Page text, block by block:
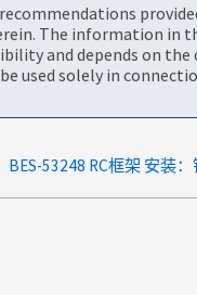
The information in
and depends on
used solely in